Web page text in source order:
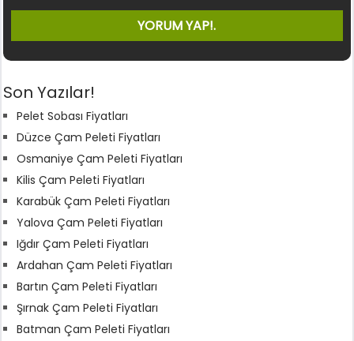
Son Yazılar!
Pelet Sobası Fiyatları
Düzce Çam Peleti Fiyatları
Osmaniye Çam Peleti Fiyatları
Kilis Çam Peleti Fiyatları
Karabük Çam Peleti Fiyatları
Yalova Çam Peleti Fiyatları
Iğdır Çam Peleti Fiyatları
Ardahan Çam Peleti Fiyatları
Bartın Çam Peleti Fiyatları
Şırnak Çam Peleti Fiyatları
Batman Çam Peleti Fiyatları